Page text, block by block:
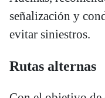
señalización y
evitar siniestros.
Rutas alternas